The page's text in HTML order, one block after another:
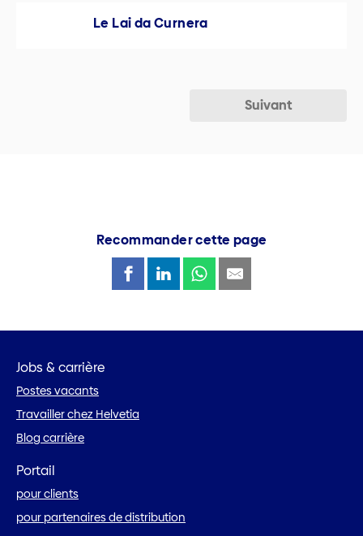
Le Lai da Curnera
Suivant
Recommander cette page
Jobs & carrière
Postes vacants
Travailler chez Helvetia
Blog carrière
Portail
pour clients
pour partenaires de distribution